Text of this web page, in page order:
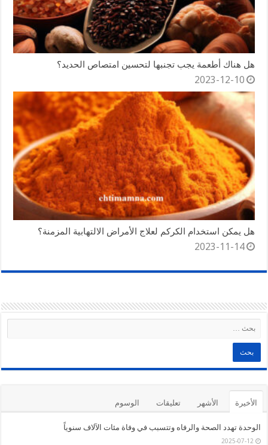
هل هناك أطعمة يجب تجنبها لتحسين امتصاص الحديد؟
2023-12-10
هل يمكن استخدام الكركم لعلاج الأمراض الالتهابية المزمنة؟
2023-11-14
الأخيرة الأشهر تعليقات الوسوم
الوحدة تهدد الصحة والرفاه وتتسبب في وفاة مئات الآلاف سنوياً
2025-07-12